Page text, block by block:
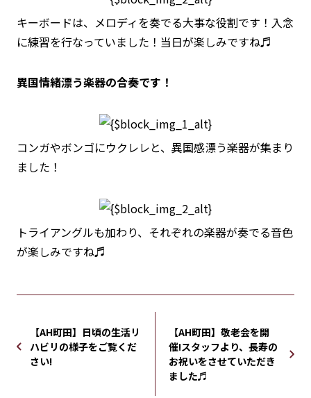
キーボードは、メロディを奏でる大事な役割です！入念
に練習を行なっていました！当日が楽しみですね♬
異国情緒漂う楽器の合奏です！
コンガやボンゴにウクレレと、異国感漂う楽器が集まり
ました！
トライアングルも加わり、それぞれの楽器が奏でる音色
が楽しみですね♬
【AH町田】日頃の生活リ
ハビリの様子をご覧くだ
さい!
【AH町田】敬老会を開
催!スタッフより、長寿の
お祝いをさせていただき
ました♬